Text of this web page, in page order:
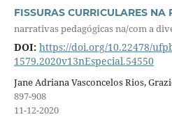
FISSURAS CURRICULARES NA
narrativas pedagógicas na/com a
DOI: https://doi.org/10.22478/
1579.2020v13nEspecial.54550
Jane Adriana Vasconcelos Rios,
897-908
11-12-2020